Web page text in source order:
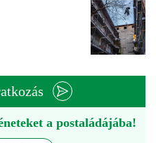
a postaládájába!